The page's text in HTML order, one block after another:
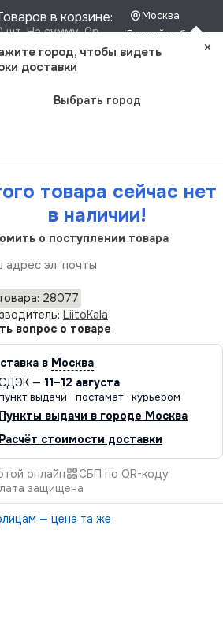
Москва
город, чтобы видеть
доставки
Выбрать город
×
Личный кабинет
Доставка и оплата
в корзине:
шт. На сумму: 0р.
ШТАТИВЫ
товара сейчас нет
в наличии!
о поступлении товара
28077
LiitoKala
вопрос о товаре
в Москва
— 11–12 августа
выдачи · постамат · курьером
Пункты выдачи в городе Москва
Расчёт стоимости доставки
онлайн
СБП по QR-коду
защищена
— цена та же